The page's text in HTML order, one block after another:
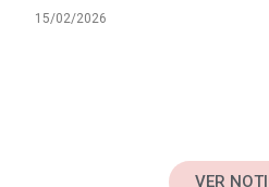
15/02/2026
VER